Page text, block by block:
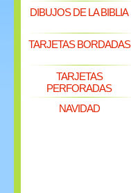
DIBUJOS DE LA BIBLIA
TARJETAS BORDADAS
TARJETAS
PERFORADAS
NAVIDAD